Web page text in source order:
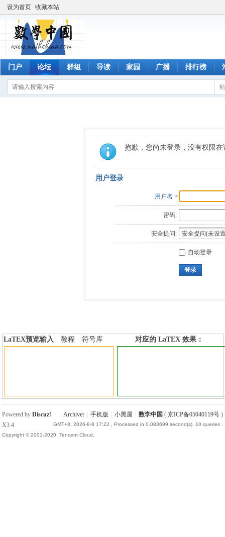
设为首页 收藏本站
门户 论坛 群组 导读 家园 广播 排行榜
抱歉，您尚未登录，没有权限在
用户登录
用户名
密码:
安全提问:
自动登录
登录
LaTEX预览输入 教程
符号库
对应的 LaTEX 效果：
Archiver 手机版 小黑屋 数学中国 ( 京ICP备05040119号)
GMT+8, 2026-8-8 17:22 , Processed in 0.083699 second(s), 10 queries .
Powered byDiscuz!
X3.4
Copyright © 2001-2020, Tencent Cloud.